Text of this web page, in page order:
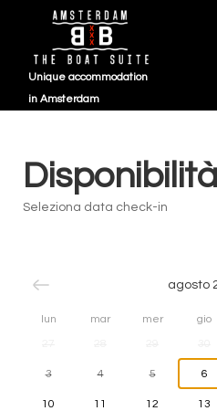
Unique accommodation
in Amsterdam
VELA
Disponibilità
Seleziona data check-in
agosto
lun mar mer gio
3 4 5 6
10 11 12 13